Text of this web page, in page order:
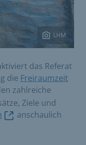
LHM
das Referat
die Freiraumzeit
zahlreiche
Ziele und
anschaulich